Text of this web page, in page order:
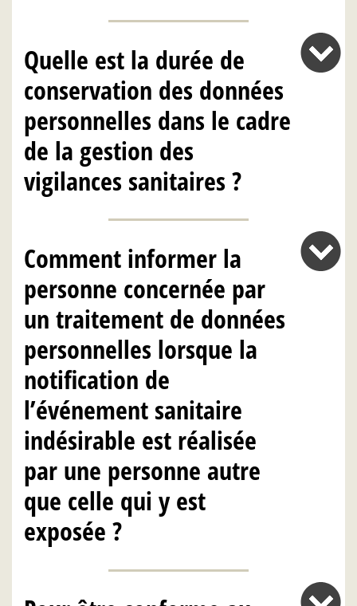
Quelle est la durée de
conservation des données
personnelles dans le cadre
de la gestion des
vigilances sanitaires ?
Comment informer la
personne concernée par
un traitement de données
personnelles lorsque la
notification de
l’événement sanitaire
indésirable est réalisée
par une personne autre
que celle qui y est
exposée ?